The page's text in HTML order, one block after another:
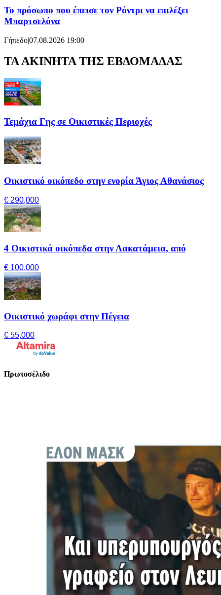
Το πρόσωπο που έπεισε τον Ρόντρι να επιλέξει
Μπαρτσελόνα
Γήπεδο|07.08.2026 19:00
ΤΑ ΑΚΙΝΗΤΑ ΤΗΣ ΕΒΔΟΜΑΔΑΣ
Τεμάχια Γης σε Οικιστικές Περιοχές
Οικιστικό οικόπεδο στην ενορία Άγιος Αθανάσιος
€ 290,000
4 Οικιστικά οικόπεδα στην Λακατάμεια, από
€ 100,000
Οικιστικό χωράφι στην Πέγεια
€ 55,000
Πρωτοσέλιδο